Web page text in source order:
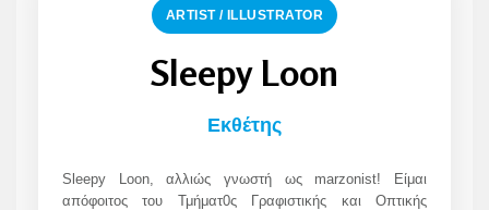
ARTIST / ILLUSTRATOR
Sleepy Loon
Εκθέτης
Sleepy Loon, αλλιώς γνωστή ως marzonist! Είμαι
απόφοιτος του Τμήματ0ς Γραφιστικής και Οπτικής